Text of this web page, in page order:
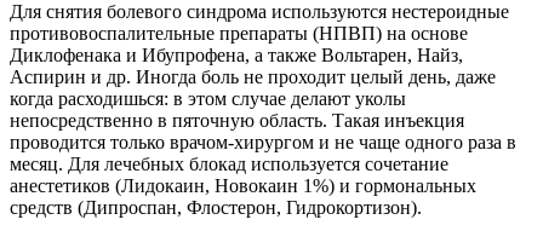
Для снятия болевого синдрома используются нестероидные
противовоспалительные препараты (НПВП) на основе
Диклофенака и Ибупрофена, а также Вольтарен, Найз,
Аспирин и др. Иногда боль не проходит целый день, даже
когда расходишься: в этом случае делают уколы
непосредственно в пяточную область. Такая инъекция
проводится только врачом-хирургом и не чаще одного раза в
месяц. Для лечебных блокад используется сочетание
анестетиков (Лидокаин, Новокаин 1%) и гормональных
средств (Дипроспан, Флостерон, Гидрокортизон).